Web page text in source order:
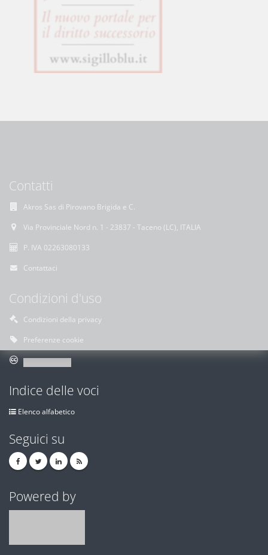
Contatti
Akros Sas di Pirovano Brigida e C.
Via Provinciale Nord n. 1 - 23837 - Taceno (LC), ITALIA
P. IVA 02263080133
Contattaci
Condizioni d'uso
Condizioni della privacy
Preferenze cookie
Indice delle voci
Elenco alfabetico
Seguici su
Powered by